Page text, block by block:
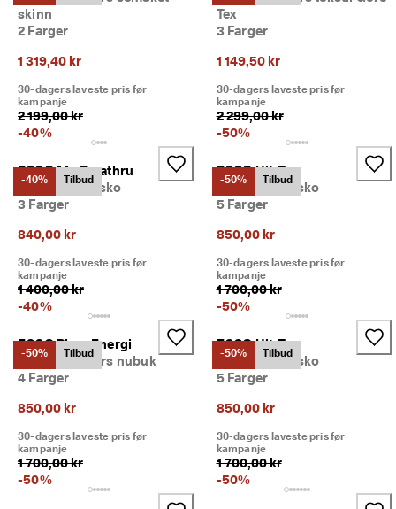
skinn
2 Farger
1 319,40 kr
30-dagers laveste pris før
kampanje
2 199,00 kr
-40%
Tex
3 Farger
1 149,50 kr
30-dagers laveste pris før
kampanje
2 299,00 kr
-50%
-40% Tilbud
ECCO Mx Breathru
Dame friluftssko
3 Farger
840,00 kr
30-dagers laveste pris før
kampanje
1 400,00 kr
-40%
-50% Tilbud
ECCO Ult-Trn
Dame friluftssko
5 Farger
850,00 kr
30-dagers laveste pris før
kampanje
1 700,00 kr
-50%
-50% Tilbud
ECCO Biom Energi
Dame sneakers nubuk
4 Farger
850,00 kr
30-dagers laveste pris før
kampanje
1 700,00 kr
-50%
-50% Tilbud
ECCO Ult-Trn
Dame friluftssko
5 Farger
850,00 kr
30-dagers laveste pris før
kampanje
1 700,00 kr
-50%